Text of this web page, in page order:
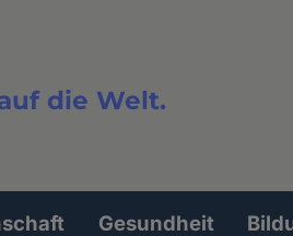
die Welt.
Gesundheit